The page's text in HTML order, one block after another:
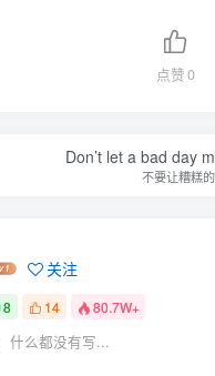
点赞0
Don’t let a bad day
不要让糟糕
关注
8 14 80.7W+
什么都没有写...